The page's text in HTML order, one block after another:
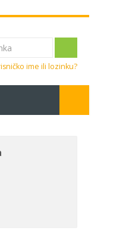
Prijavite
ime ili lozinku?